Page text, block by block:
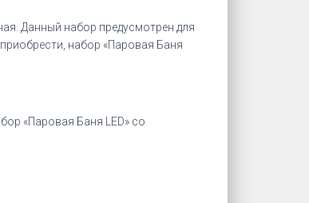
Данный набор предусмотрен для
набор «Паровая Баня
«Паровая Баня LED» со